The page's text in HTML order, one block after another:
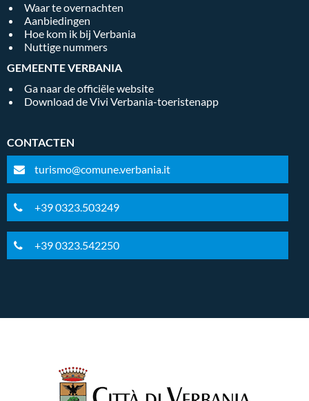
Waar te overnachten
Aanbiedingen
Hoe kom ik bij Verbania
Nuttige nummers
GEMEENTE VERBANIA
Ga naar de officiële website
Download de Vivi Verbania-toeristenapp
CONTACTEN
turismo@comune.verbania.it
+39 0323.503249
+39 0323.542250